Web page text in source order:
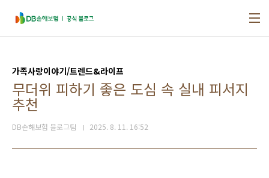
가족사랑이야기/트렌드&라이프
무더위 피하기 좋은 도심 속 실내 피서지
추천
DB손해보험 블로그팀 2025. 8. 11. 16:52